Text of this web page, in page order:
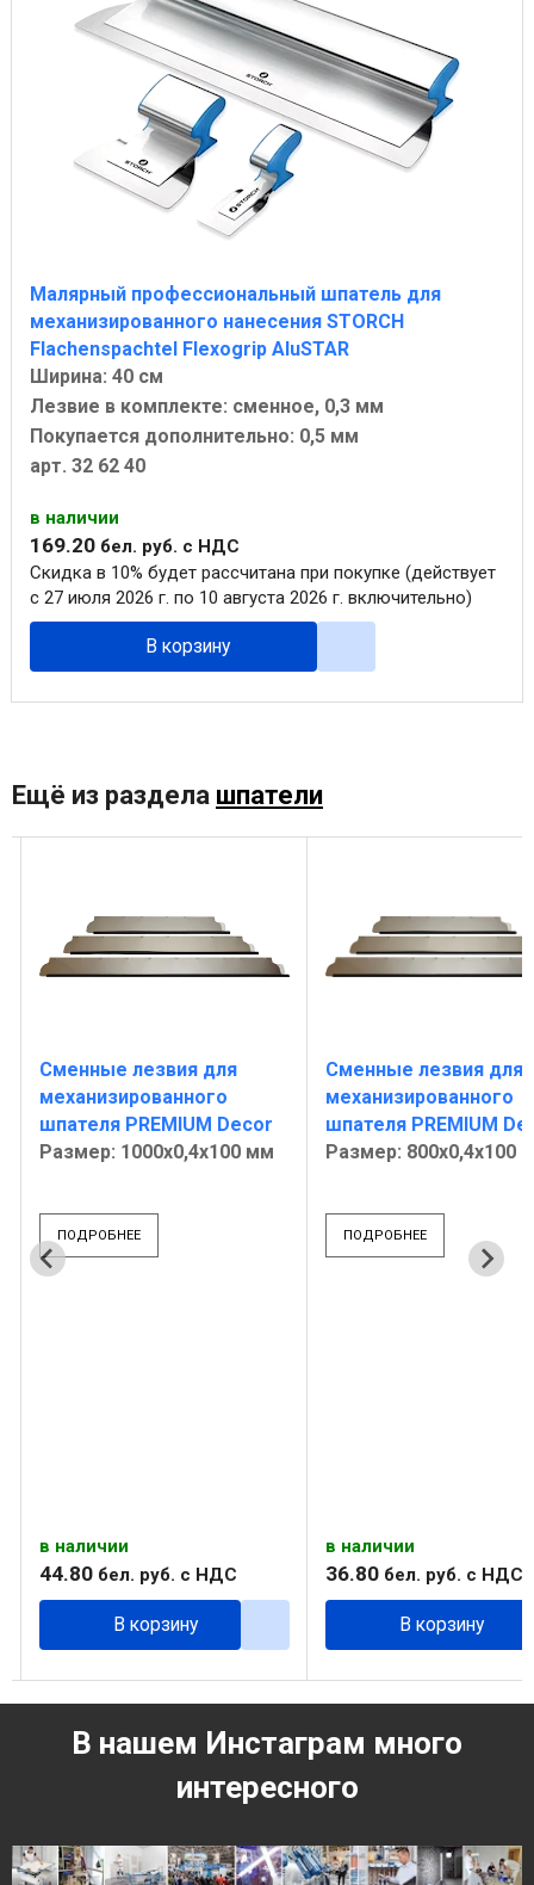
Малярный профессиональный шпатель для
механизированного нанесения STORCH
Flachenspachtel Flexogrip AluSTAR
Ширина: 40 см
Лезвие в комплекте: сменное, 0,3 мм
Покупается дополнительно: 0,5 мм
арт. 32 62 40
в наличии
169.20 бел. руб. с НДС
Скидка в 10% будет рассчитана при покупке (действует
с 27 июля 2026 г. по 10 августа 2026 г. включительно)
В корзину
Ещё из раздела шпатели
Сменные лезвия для
механизированного
шпателя PREMIUM Decor
Размер: 1000х0,4х100 мм
ПОДРОБНЕЕ
в наличии
44.80 бел. руб. с НДС
В корзину
Сменные лезвия для
механизированного
шпателя PREMIUM
Размер: 800х0,4х100
ПОДРОБНЕЕ
в наличии
36.80 бел. руб. с НДС
В корзину
В нашем Инстаграм много
интересного